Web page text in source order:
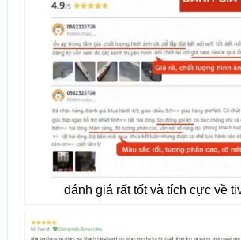
đánh giá rất tốt và tích cực về